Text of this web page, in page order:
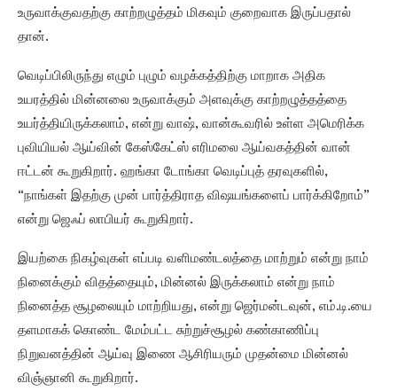
உருவாக்குவதற்கு காற்றழுத்தம் மிகவும் குறைவாக இருப்பதால்
தான்.
வெடிப்பிலிருந்து எழும் புழும் வழக்கத்திற்கு மாறாக அதிக
உயரத்தில் மின்னலை உருவாக்கும் அளவுக்கு காற்றழுத்தத்தை
உயர்த்தியிருக்கலாம், என்று வாஷ், வான்கூவரில் உள்ள அமெரிக்க
புவியியல் ஆய்வின் கேஸ்கேட்ஸ் எரிமலை ஆய்வகத்தின் வான்
ஈட்டன் கூறுகிறார். ஹங்கா டோங்கா வெடிப்புத் தரவுகளில்,
“நாங்கள் இதற்கு முன் பார்த்திராத விஷயங்களைப் பார்க்கிறோம்”
என்று ஜெஃப் லாபியர் கூறுகிறார்.
இயற்கை நிகழ்வுகள் எப்படி வளிமண்டலத்தை மாற்றும் என்று நாம்
நினைக்கும் விதத்தையும், மின்னல் இருக்கலாம் என்று நாம்
நினைத்த சூழலையும் மாற்றியது, என்று ஜெர்மன்டவுன், எம்.டி.யை
தளமாகக் கொண்ட மேம்பட்ட சுற்றுச்சூழல் கண்காணிப்பு
நிறுவனத்தின் ஆய்வு இணை ஆசிரியரும் முதன்மை மின்னல்
விஞ்ஞானி கூறுகிறார்.